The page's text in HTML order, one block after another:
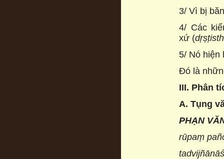
3/ Vì bị
4/ Các
xứ (
5/ Nó hiện
Đó là
III. Phân
A. Tụng
PHẠN
rūpaṃ